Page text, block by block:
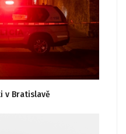
v Bratislavě